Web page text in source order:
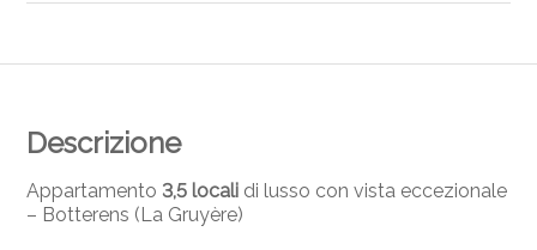
Descrizione
Appartamento 3,5 locali di lusso con vista eccezionale
– Botterens (La Gruyère)